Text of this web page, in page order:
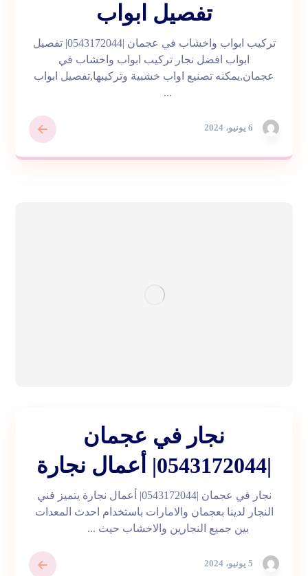
تفصيل ابواب
6 يونيو، 2024
تركيب ابواب واخشاب في عجمان |0543172044| تفصيل
ابواب افضل نجار تركيب ابواب واخشاب في
عجمان,يمكنه تصنيع اواب خشبية وتركيبها,تفصيل ابواب
...
نجار في عجمان
|0543172044| أعمال نجارة
5 يونيو، 2024
نجار في عجمان |0543172044| أعمال نجارة يتميز فني
النجار لدينا بعجمان والامارات باستخدام احدث المعدات
بين جميع النجارين والاخشاب حيث ...